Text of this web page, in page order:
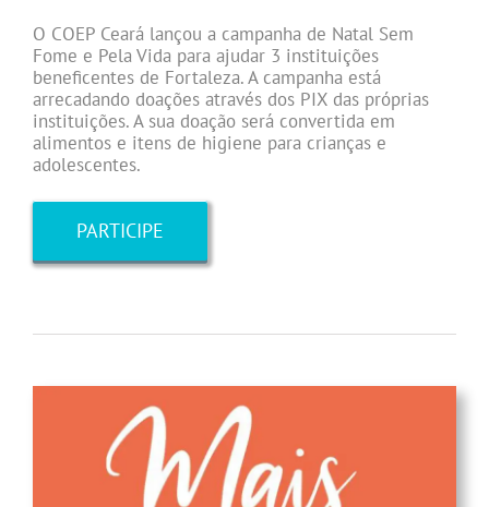
O COEP Ceará lançou a campanha de Natal Sem
Fome e Pela Vida para ajudar 3 instituições
beneficentes de Fortaleza. A campanha está
arrecadando doações através dos PIX das próprias
instituições. A sua doação será convertida em
alimentos e itens de higiene para crianças e
adolescentes.
PARTICIPE